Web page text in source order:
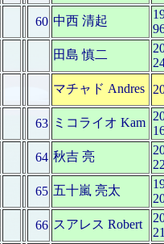
60 中西 清起
田島 慎二
マチャド Andres
63 ミコライオ Kam
64 秋吉 亮
65 五十嵐 亮太
66 スアレス Robert